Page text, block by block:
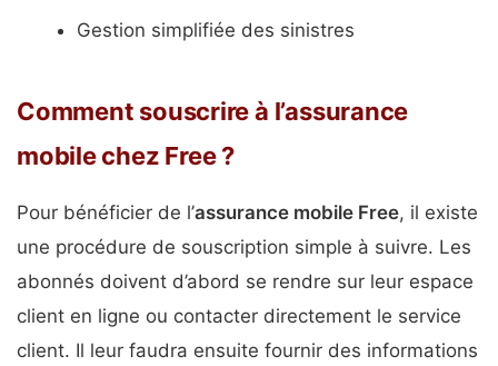
Gestion simplifiée des sinistres
Comment souscrire à l’assurance
mobile chez Free ?
Pour bénéficier de l’assurance mobile Free, il existe
une procédure de souscription simple à suivre. Les
abonnés doivent d’abord se rendre sur leur espace
client en ligne ou contacter directement le service
client. Il leur faudra ensuite fournir des informations